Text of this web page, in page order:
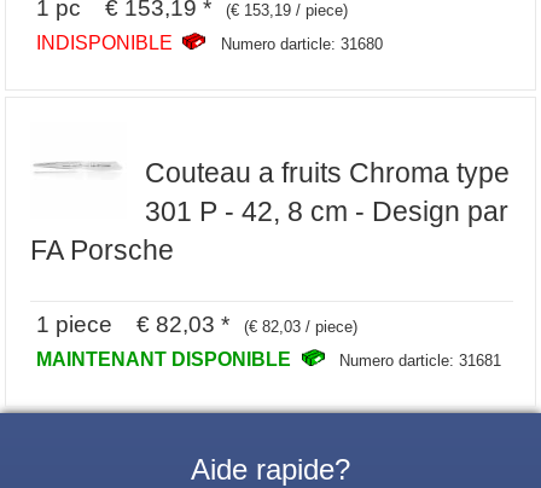
1 pc € 153,19 * (€ 153,19 / piece)
INDISPONIBLE Numero darticle: 31680
Couteau a fruits Chroma type
301 P - 42, 8 cm - Design par
FA Porsche
1 piece € 82,03 * (€ 82,03 / piece)
MAINTENANT DISPONIBLE Numero darticle: 31681
Aide rapide?